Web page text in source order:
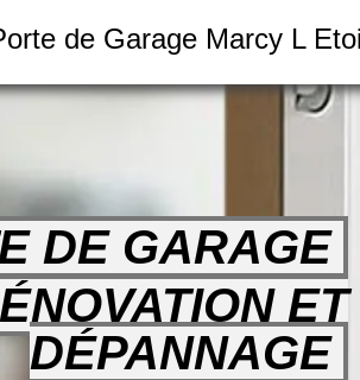
de Garage Marcy L
DE GARAGE
ET
DÉPANNAGE